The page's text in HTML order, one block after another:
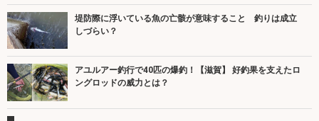
堤防際に浮いている魚の亡骸が意味すること 釣りは成立
しづらい？
アユルアー釣行で40匹の爆釣！【滋賀】 好釣果を支えたロ
ングロッドの威力とは？